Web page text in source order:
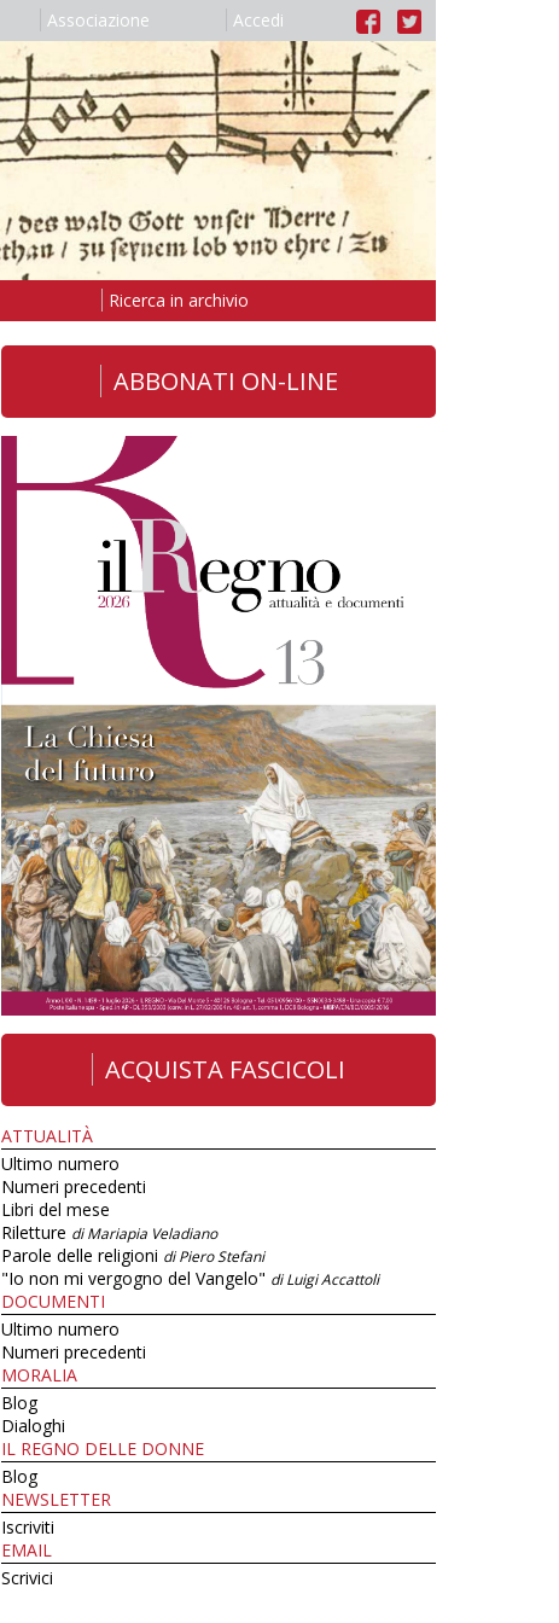
Associazione Accedi
Ricerca in archivio
ABBONATI ON-LINE
ACQUISTA FASCICOLI
ATTUALITÀ
Ultimo numero
Numeri precedenti
Libri del mese
Riletture di Mariapia Veladiano
Parole delle religioni di Piero Stefani
"Io non mi vergogno del Vangelo" di Luigi Accattoli
DOCUMENTI
Ultimo numero
Numeri precedenti
MORALIA
Blog
Dialoghi
IL REGNO DELLE DONNE
Blog
NEWSLETTER
Iscriviti
EMAIL
Scrivici